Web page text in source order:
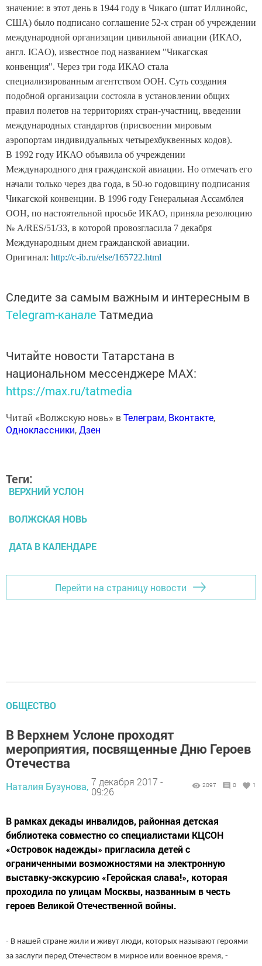
значение: в этот день в 1944 году в Чикаго (штат Иллинойс,
США) было подписано соглашение 52-х стран об учреждении
международной организации цивильной авиации (ИКАО,
англ. ICAO), известное под названием "Чикагская
конвенция". Через три года ИКАО стала
специализированным агентством ООН. Суть создания
подобной организации состояла в установлении общих
правил полетов на территориях стран-участниц, введении
международных стандартов (присвоении мировым
аэропортам индивидуальных четырехбуквенных кодов).
В 1992 году ИКАО объявила об учреждении
Международного дня гражданской авиации. Но отмечать его
начали только через два года, в 50-ю годовщину подписания
Чикагской конвенции. В 1996 году Генеральная Ассамблея
ООН, по настоятельной просьбе ИКАО, приняла резолюцию
№ A/RES/51/33, в которой провозгласила 7 декабря
Международным днем гражданской авиации.
Оригинал: http://c-ib.ru/else/165722.html
Следите за самым важным и интересным в
Telegram-канале Татмедиа
Читайте новости Татарстана в
национальном мессенджере MАХ:
https://max.ru/tatmedia
Читай «Волжскую новь» вТелеграм, Вконтакте,
Одноклассники,Дзен
Теги:
ВЕРХНИЙ УСЛОН
ВОЛЖСКАЯ НОВЬ
ДАТА В КАЛЕНДАРЕ
Перейти на страницу новости
ОБЩЕСТВО
В Верхнем Услоне проходят
мероприятия, посвященные Дню Героев
Отечества
Наталия Бузунова, 7 декабря 2017 -
09:26
2097 0 1
В рамках декады инвалидов, районная детская
библиотека совместно со специалистами КЦСОН
«Островок надежды» пригласила детей с
ограниченными возможностями на электронную
выставку-экскурсию «Геройская слава!», которая
проходила по улицам Москвы, названным в честь
героев Великой Отечественной войны.
- В нашей стране жили и живут люди, которых называют героями
за заслуги перед Отечеством в мирное или военное время, -